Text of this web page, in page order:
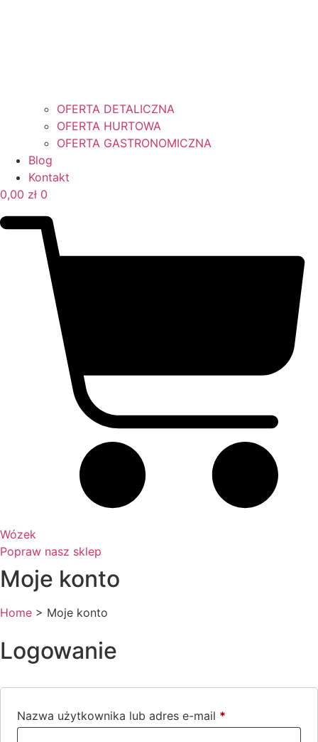
OFERTA DETALICZNA
OFERTA HURTOWA
OFERTA GASTRONOMICZNA
Blog
Kontakt
0,00 zł 0
Wózek
Popraw nasz sklep
Moje konto
Home > Moje konto
Logowanie
Nazwa użytkownika lub adres e-mail *